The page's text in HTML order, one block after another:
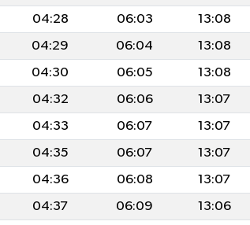
04:28 06:03 13:08
04:29 06:04 13:08
04:30 06:05 13:08
04:32 06:06 13:07
04:33 06:07 13:07
04:35 06:07 13:07
04:36 06:08 13:07
04:37 06:09 13:06